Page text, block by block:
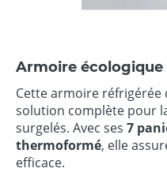
Armoire écologique
Cette armoire réfrigérée
solution complète pour
surgelés. Avec ses 7
thermoformé, elle
efficace.